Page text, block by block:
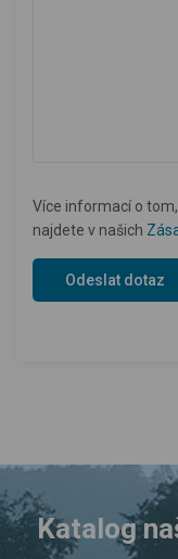
Více informací o
najdete v našich
Katalog